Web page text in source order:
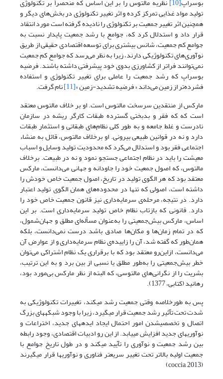
بوسراپ[10] نظریه مالتوس را بر این اساس که منحصراً بر تکنولوژی
تولید مواد غذایی تمرکز کرده و اثر تغییر تکنولوژی در بخش‌های دیگر و
همچنین اثر تغییر جمعیت بر تکنولوژی را نادیده گرفته است مورد انتقاد
قرار داد و استدلال کرد که، جوامع با رشد جمعیت پایدار نسبت به
جوامع کم جمعیت، شانس بیشتری برای توسعه اقتصادی حقیقی از طریق
نوآوری‌های تکنولوژیکی دارند، زیرا به نظر می‌رسد که جوامع کم جمعیت
نمی‌توانند فراتر از کشاورزی بدوی خود پیشرفتی داشته باشند. فرضیه
بوسراپ که رشد جمعیت را عاملی برای تغییر تکنولوژی و استفاده
فشرده‌تر از زمین می‌داند « فرضیه تشدید-زمین »[11]
نام گرفت.
مارکس از منتقدین سرسخت مالتوس است. او بر خلاف مالتوس معتقد
است که که فقر و بدبختی گسترده طبقات کارگر ریشه در سازمان
نادرست و غلط جامعه و به ‌طور کلی نظام‌های طبقاتی و استثمار طبقات
دارد و نه در قوانین طبیعی بیرونی. او برخلاف مالتوس، قائل به منشاء
اجتماعی فقر بود و استدلال می‌کرد که محدودیت تولید وسایل و اسباب
معیشت را باید در نظام اجتماعی جستجو نمود و نه در طبیعت. برخلاف
مالتوس، که اصول جمعیت خود را جاودانه و جهانی می‌دانست، مارکس
معتقد بود که هر الگوی تولید در تاریخ، اصول جمعیت خاص خودش را
داشته است، اصولی که تنها در محدوده‌های همان الگوی تولید اعتبار
دارد. در نتیجه، مرحله‌ی سرمایه‌داری نیز قانون جمعیت خاص خود را
دارد. قانونی که بازتاب نظام خاص تولید سرمایه‌داری است. بر این
اساس، مارکس بیش‌جمعیتی را به‌عنوان مسأله‌ای مطلق و جهان‌شمول،
که در تمام زمان‌ها و مکان‌ها صادق باشد درست نمی‌دانست، بلکه
همان‌طور که گفته شد، آن را زاییده‌ی نظام سرمایه‌داری و از عوارض آن
می‌دانست، ازاین‌رو معتقد بود که با برقراری یک نظام اشتراکی می‌توان
خطر بیش‌جمعیتی را به‌طور مطلق یا نسبی از بین برد و به این ترتیب،
بشریت را از نگرانی‌های مالتوسی، که البته از نظر مارکس بی‌مورد بود،
رهانید (کتابی، 1377).
پس به طورخلاصه وقتی جمعیت رشد می­کند، تغییرات تکنولوژیکی به
شدت تحت تآثیر رشد جمعیت قرار می­گیرد، زیرا با وجود شبکه­­های بزرگ
اتصال و تخصصی­شدن امور احتمال ایجاد ایده­های جدید، اختراعات و
نوآوری­های جدید افزایش می­یابد. از این رو ادبیات اقتصادی، وجود رابطه
بین رشد جمعیت و نوآوری را تآیید می­کند و در طول تاریخ جوامع با
جمعیت اولیه بالاتر تحت تغییر سریع­تر فناوری و نوآوری­ها قرار می­گیرند
(coccia, 2013)